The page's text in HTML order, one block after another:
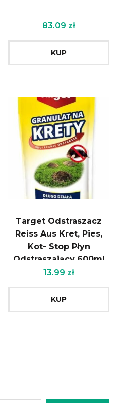
83.09 zł
KUP
Target Odstraszacz
Reiss Aus Kret, Pies,
Kot- Stop Płyn
Odstraszający 600ml
13.99 zł
KUP